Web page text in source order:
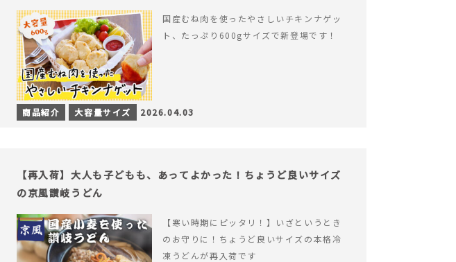
国産むね肉を使ったやさしいチキンナゲッ
ト、たっぷり600gサイズで新登場です！
商品紹介 大容量サイズ 2026.04.03
【再入荷】大人も子どもも、あってよかった！ちょうど良いサイズ
の京風讃岐うどん
【寒い時期にピッタリ！】いざというとき
のお守りに！ちょうど良いサイズの本格冷
凍うどんが再入荷です